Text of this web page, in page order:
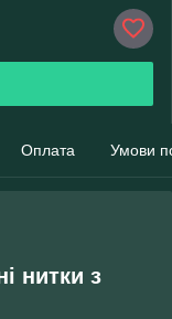
Оплата Умови
нитки з